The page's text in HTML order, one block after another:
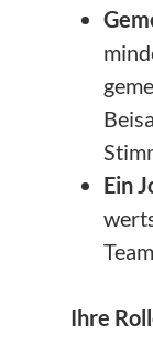
Ein
Ihre